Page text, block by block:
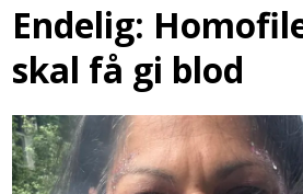
Endelig:
skal få gi blod